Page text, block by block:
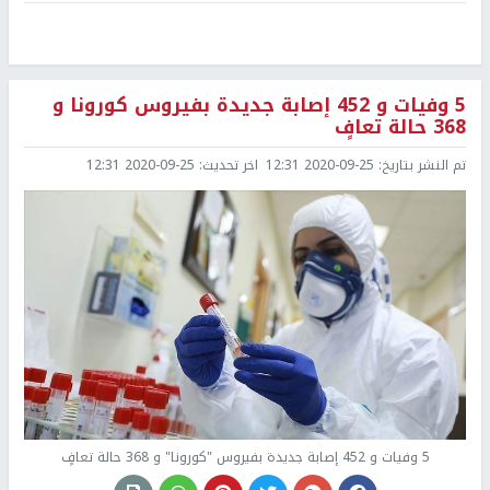
5 وفيات و 452 إصابة جديدة بفيروس كورونا و
368 حالة تعافٍ
تم النشر بتاريخ: 2020-09-25 12:31 اخر تحديث: 2020-09-25 12:31
5 وفيات و 452 إصابة جديدة بفيروس "كورونا" و 368 حالة تعافٍ